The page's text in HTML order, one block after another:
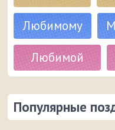
Любимому
Любимой
Популярные